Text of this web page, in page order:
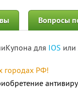
Вопросы
для IOS или
городах РФ!